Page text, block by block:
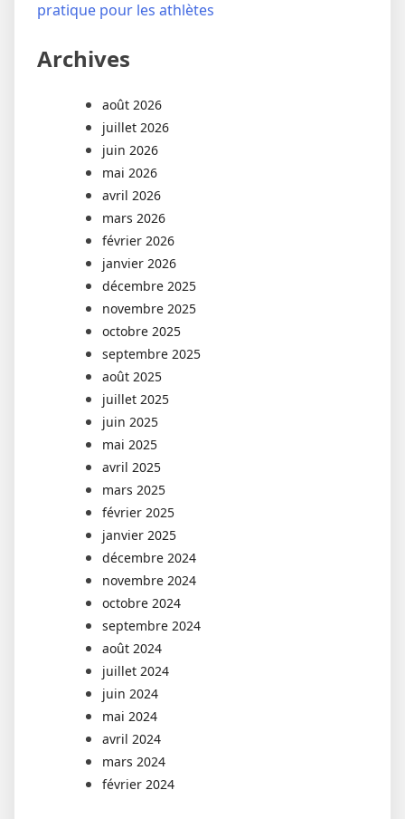
pratique pour les athlètes
Archives
août 2026
juillet 2026
juin 2026
mai 2026
avril 2026
mars 2026
février 2026
janvier 2026
décembre 2025
novembre 2025
octobre 2025
septembre 2025
août 2025
juillet 2025
juin 2025
mai 2025
avril 2025
mars 2025
février 2025
janvier 2025
décembre 2024
novembre 2024
octobre 2024
septembre 2024
août 2024
juillet 2024
juin 2024
mai 2024
avril 2024
mars 2024
février 2024